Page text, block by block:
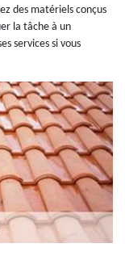
des matériels conçus
la tâche à un
services si vous